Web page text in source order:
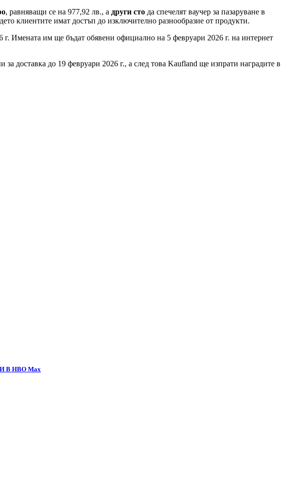
, равняващи се на 977,92 лв., а други сто да спечелят ваучер за пазаруване в
клиентите имат достъп до изключително разнообразие от продукти.
Имената им ще бъдат обявени официално на 5 февруари 2026 г. на интернет
доставка до 19 февруари 2026 г., а след това Kaufland ще изпрати наградите в
В НВО Мах